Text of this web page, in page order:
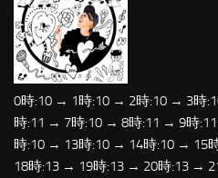
0時:10 → 1時:10 → 2時:10 → 3時
時:11 → 7時:10 → 8時:11 → 9時
時:10 → 13時:10 → 14時:10 → 15
18時:13 → 19時:13 → 20時:13 →